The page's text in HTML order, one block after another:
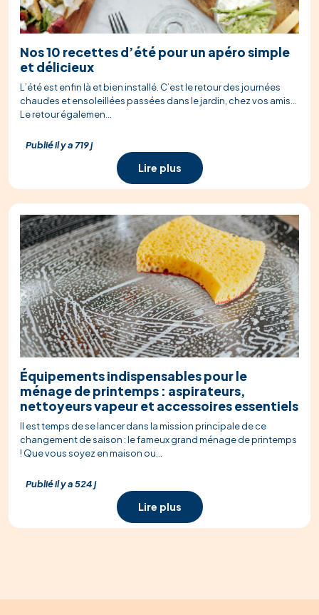
Nos 10 recettes d’été pour un apéro simple
et délicieux
L’été est enfin là et bien installé. C’est le retour des journées
chaudes et ensoleillées passées dans le jardin, chez vos amis…
Le retour égalemen...
Publié il y a 719 j
Lire plus
Équipements indispensables pour le
ménage de printemps : aspirateurs,
nettoyeurs vapeur et accessoires essentiels
Il est temps de se lancer dans la mission principale de ce
changement de saison : le fameux grand ménage de printemps
! Que vous soyez en maison ou...
Publié il y a 524 j
Lire plus